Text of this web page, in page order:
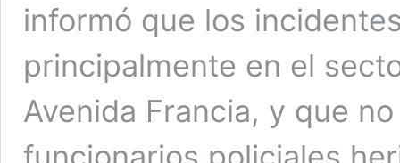
informó que los
principalmente en el
Avenida Francia, y que